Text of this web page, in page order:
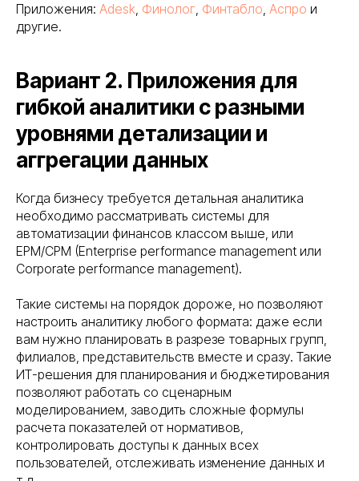
Приложения: Adesk, Финолог, Финтабло, Аспро и
другие.
Вариант 2. Приложения для
гибкой аналитики с разными
уровнями детализации и
аггрегации данных
Когда бизнесу требуется детальная аналитика
необходимо рассматривать системы для
автоматизации финансов классом выше, или
EPM/CPM (Enterprise performance management или
Corporate performance management).
Такие системы на порядок дороже, но позволяют
настроить аналитику любого формата: даже если
вам нужно планировать в разрезе товарных групп,
филиалов, представительств вместе и сразу. Такие
ИТ-решения для планирования и бюджетирования
позволяют работать со сценарным
моделированием, заводить сложные формулы
расчета показателей от нормативов,
контролировать доступы к данных всех
пользователей, отслеживать изменение данных и